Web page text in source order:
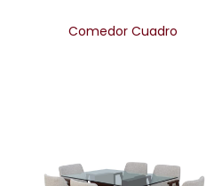
Comedor Cuadro